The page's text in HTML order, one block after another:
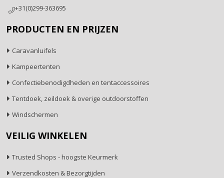
+31(0)299-363695
PRODUCTEN EN PRIJZEN
Caravanluifels
Kampeertenten
Confectiebenodigdheden en tentaccessoires
Tentdoek, zeildoek & overige outdoorstoffen
Windschermen
VEILIG WINKELEN
Trusted Shops - hoogste Keurmerk
Verzendkosten & Bezorgtijden